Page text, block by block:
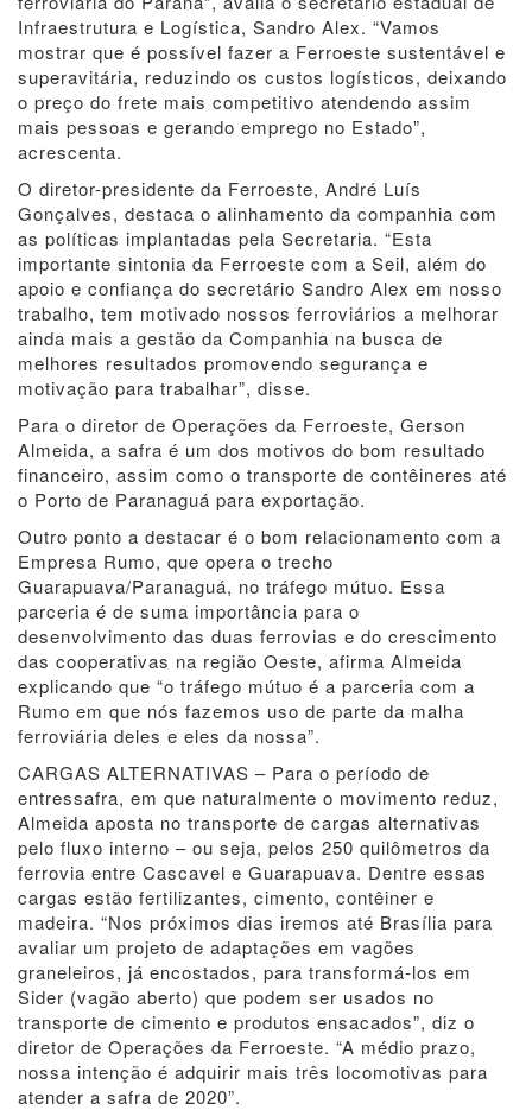
Infraestrutura e Logística, Sandro Alex. “Vamos
mostrar que é possível fazer a Ferroeste sustentável e
superavitária, reduzindo os custos logísticos, deixando
o preço do frete mais competitivo atendendo assim
mais pessoas e gerando emprego no Estado”,
acrescenta.
O diretor-presidente da Ferroeste, André Luís
Gonçalves, destaca o alinhamento da companhia com
as políticas implantadas pela Secretaria. “Esta
importante sintonia da Ferroeste com a Seil, além do
apoio e confiança do secretário Sandro Alex em nosso
trabalho, tem motivado nossos ferroviários a melhorar
ainda mais a gestão da Companhia na busca de
melhores resultados promovendo segurança e
motivação para trabalhar”, disse.
Para o diretor de Operações da Ferroeste, Gerson
Almeida, a safra é um dos motivos do bom resultado
financeiro, assim como o transporte de contêineres até
o Porto de Paranaguá para exportação.
Outro ponto a destacar é o bom relacionamento com a
Empresa Rumo, que opera o trecho
Guarapuava/Paranaguá, no tráfego mútuo. Essa
parceria é de suma importância para o
desenvolvimento das duas ferrovias e do crescimento
das cooperativas na região Oeste, afirma Almeida
explicando que “o tráfego mútuo é a parceria com a
Rumo em que nós fazemos uso de parte da malha
ferroviária deles e eles da nossa”.
CARGAS ALTERNATIVAS – Para o período de
entressafra, em que naturalmente o movimento reduz,
Almeida aposta no transporte de cargas alternativas
pelo fluxo interno – ou seja, pelos 250 quilômetros da
ferrovia entre Cascavel e Guarapuava. Dentre essas
cargas estão fertilizantes, cimento, contêiner e
madeira. “Nos próximos dias iremos até Brasília para
avaliar um projeto de adaptações em vagões
graneleiros, já encostados, para transformá-los em
Sider (vagão aberto) que podem ser usados no
transporte de cimento e produtos ensacados”, diz o
diretor de Operações da Ferroeste. “A médio prazo,
nossa intenção é adquirir mais três locomotivas para
atender a safra de 2020”.